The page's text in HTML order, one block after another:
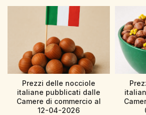
Prezzi delle nocciole
italiane pubblicati dalle
Camere di commercio al
12-04-2026